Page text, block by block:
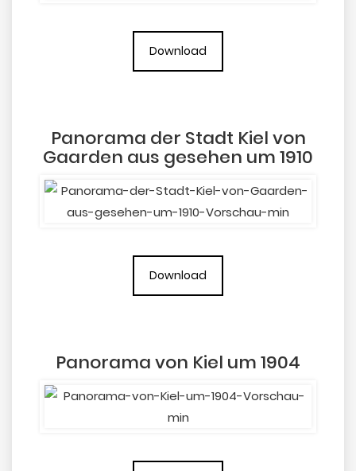
Download
Panorama der Stadt Kiel von
Gaarden aus gesehen um 1910
Download
Panorama von Kiel um 1904